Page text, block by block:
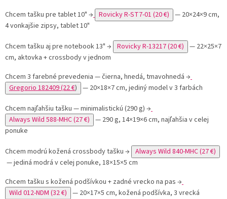
Chcem tašku pre tablet 10" → Rovicky R-ST7-01 (20 €) — 20×24×9 cm,
4 vonkajšie zipsy, tablet 10"
Chcem tašku aj pre notebook 13" → Rovicky R-13217 (20 €) — 22×25×7
cm, aktovka + crossbody v jednom
Chcem 3 farebné prevedenia — čierna, hnedá, tmavohnedá →
Gregorio 182409 (22 €) — 20×18×7 cm, jediný model v 3 farbách
Chcem najľahšiu tašku — minimalistickú (290 g) →
Always Wild 588-MHC (27 €) — 290 g, 14×19×6 cm, najľahšia v celej
ponuke
Chcem modrú kožená crossbody tašku → Always Wild 840-MHC (27 €)
— jediná modrá v celej ponuke, 18×15×5 cm
Chcem tašku s kožená podšívkou + zadné vrecko na pas →
Wild 012-NDM (32 €) — 20×17×5 cm, kožená podšívka, 3 vrecká